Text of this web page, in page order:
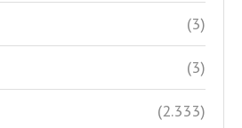
(3)
(3)
(2.333)